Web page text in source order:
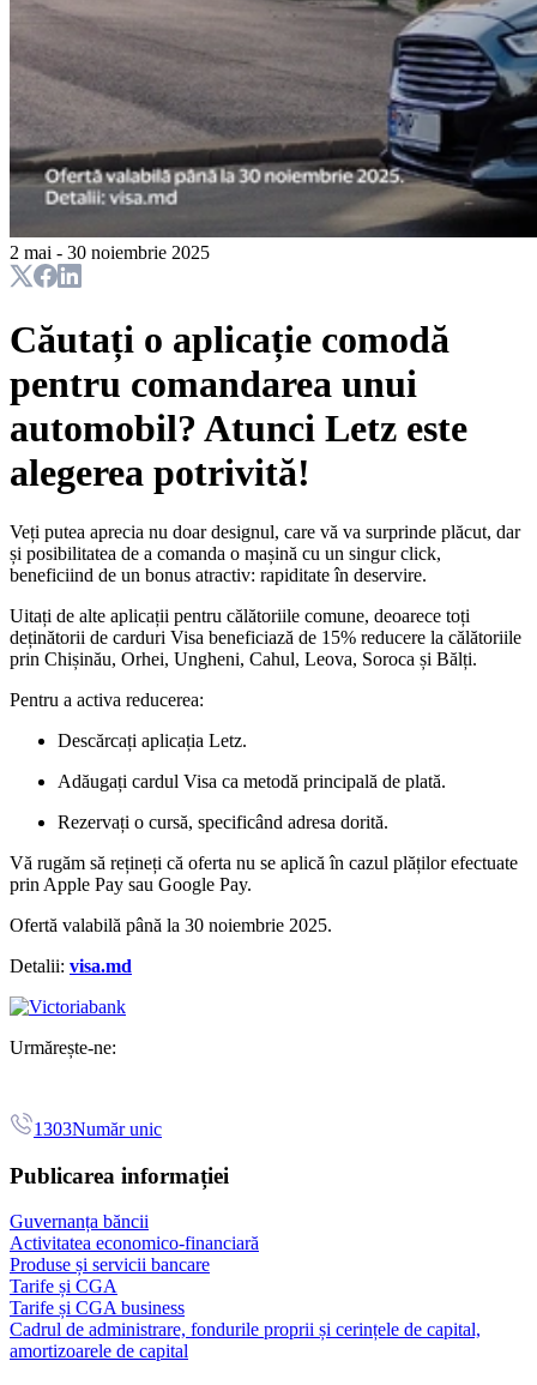
2 mai - 30 noiembrie 2025
Căutați o aplicație comodă
pentru comandarea unui
automobil? Atunci Letz este
alegerea potrivită!
Veți putea aprecia nu doar designul, care vă va surprinde plăcut, dar
și posibilitatea de a comanda o mașină cu un singur click,
beneficiind de un bonus atractiv: rapiditate în deservire.
Uitați de alte aplicații pentru călătoriile comune, deoarece toți
deținătorii de carduri Visa beneficiază de 15% reducere la călătoriile
prin Chișinău, Orhei, Ungheni, Cahul, Leova, Soroca și Bălți.
Pentru a activa reducerea:
Descărcați aplicația Letz.
Adăugați cardul Visa ca metodă principală de plată.
Rezervați o cursă, specificând adresa dorită.
Vă rugăm să rețineți că oferta nu se aplică în cazul plăților efectuate
prin Apple Pay sau Google Pay.
Ofertă valabilă până la 30 noiembrie 2025.
Detalii: visa.md
Urmărește-ne:
1303Număr unic
Publicarea informației
Guvernanța băncii
Activitatea economico-financiară
Produse și servicii bancare
Tarife și CGA
Tarife și CGA business
Cadrul de administrare, fondurile proprii și cerințele de capital,
amortizoarele de capital